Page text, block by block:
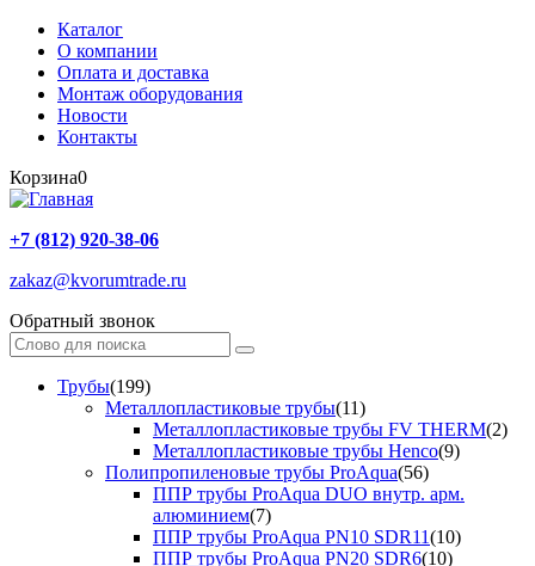
Каталог
О компании
Оплата и доставка
Монтаж оборудования
Новости
Контакты
Корзина0
+7 (812) 920-38-06
zakaz@kvorumtrade.ru
Обратный звонок
Трубы(199)
Металлопластиковые трубы(11)
Металлопластиковые трубы FV THERM(2)
Металлопластиковые трубы Henco(9)
Полипропиленовые трубы ProAqua(56)
ППР трубы ProAqua DUO внутр. арм.
алюминием(7)
ППР трубы ProAqua PN10 SDR11(10)
ППР трубы ProAqua PN20 SDR6(10)